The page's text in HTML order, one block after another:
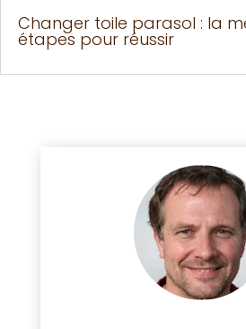
Changer toile parasol : la
étapes pour réussir